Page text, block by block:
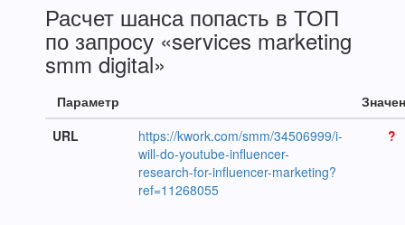
Расчет шанса попасть в ТОП
по запросу «services marketing
smm digital»
Параметр
URL
https://kwork.com/smm/34506999/i-
will-do-youtube-influencer-
research-for-influencer-marketing?
ref=11268055
?